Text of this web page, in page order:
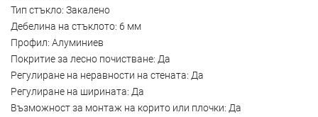
Тип стъкло: Закалено
Дебелина на стъклото: 6 мм
Профил: Алуминиев
Покритие за лесно почистване: Да
Регулиране на неравности на стената: Да
Регулиране на ширината: Да
Възможност за монтаж на корито или плочки: Да